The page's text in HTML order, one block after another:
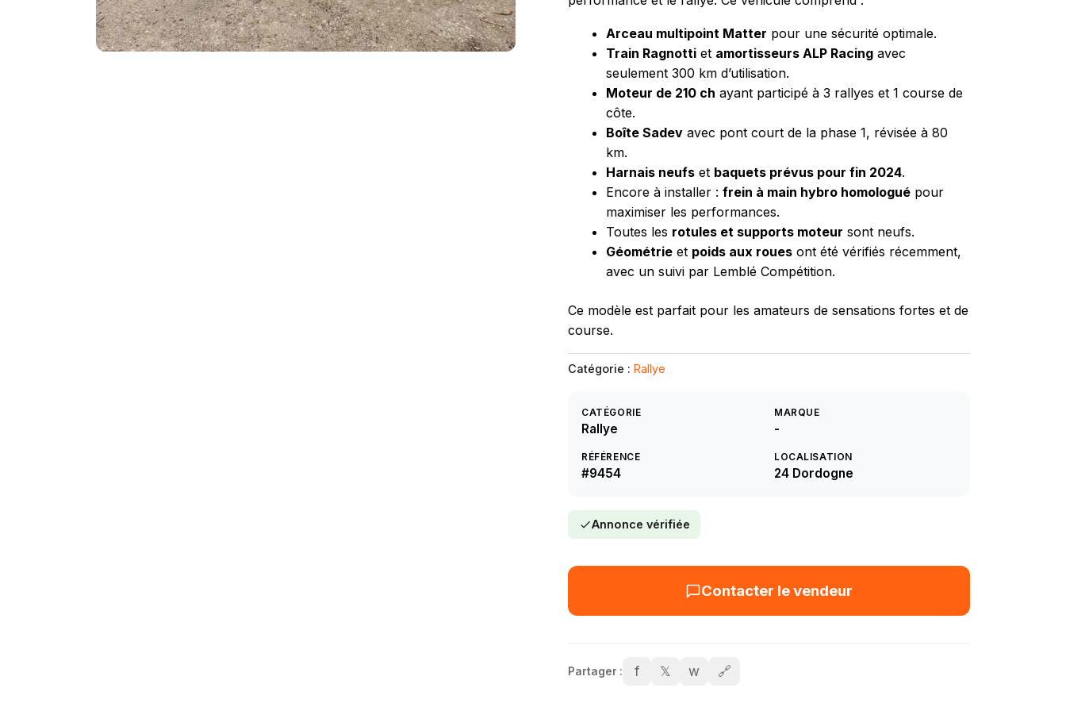
Arceau multipoint Matter pour une sécurité optimale.
Train Ragnotti et amortisseurs ALP Racing avec
seulement 300 km d’utilisation.
Moteur de 210 ch ayant participé à 3 rallyes et 1 course de
côte.
Boîte Sadev avec pont court de la phase 1, révisée à 80
km.
Harnais neufs et baquets prévus pour fin 2024.
Encore à installer :frein à main hybro homologué pour
maximiser les performances.
Toutes les rotules et supports moteur sont neufs.
Géométrie et poids aux roues ont été vérifiés récemment,
avec un suivi par Lemblé Compétition.
Ce modèle est parfait pour les amateurs de sensations fortes et de
course.
Catégorie :Rallye
CATÉGORIE
Rallye
MARQUE
-
RÉFÉRENCE
#9454
LOCALISATION
24 Dordogne
Annonce vérifiée
Contacter le vendeur
Partager : f 𝕏 w 🔗